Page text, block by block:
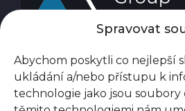
Spravovat
Abychom poskytli co nejlepší
ukládání a/nebo přístupu k
technologie jako jsou soubory